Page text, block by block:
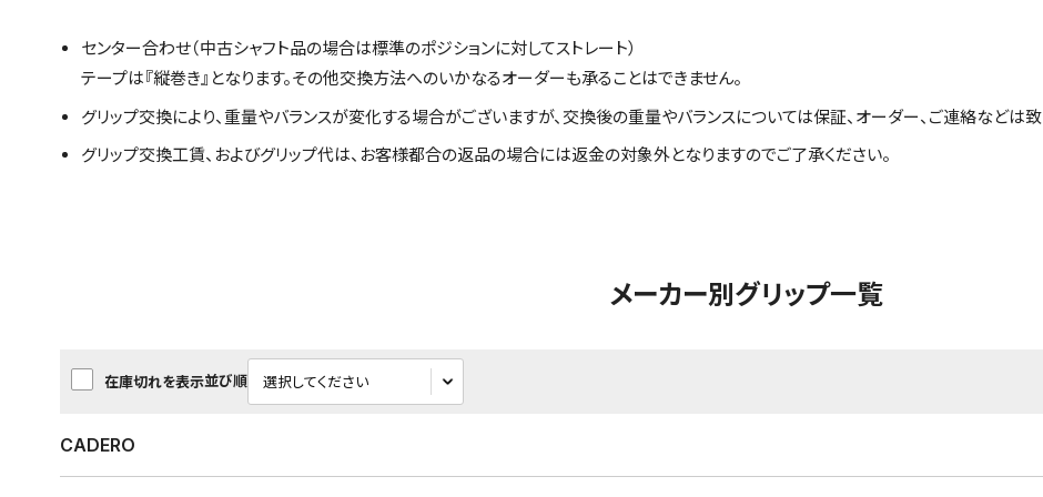
センター合わせ（中古シャフト品の場合は標準のポジションに対してストレート）
テープは『縦巻き』となります。その他交換方法へのいかなるオーダーも承ることはできません。
グリップ交換により、重量やバランスが変化する場合がございますが、交換後の重量やバランスについては保証、オーダー、ご連絡などは致
グリップ交換工賃、およびグリップ代は、お客様都合の返品の場合には返金の対象外となりますのでご了承ください。
メーカー別グリップ一覧
在庫切れを表示並び順
CADERO